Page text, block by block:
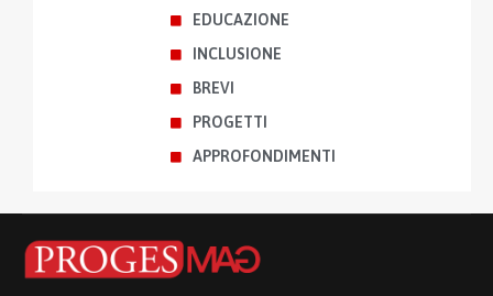
EDUCAZIONE
INCLUSIONE
BREVI
PROGETTI
APPROFONDIMENTI